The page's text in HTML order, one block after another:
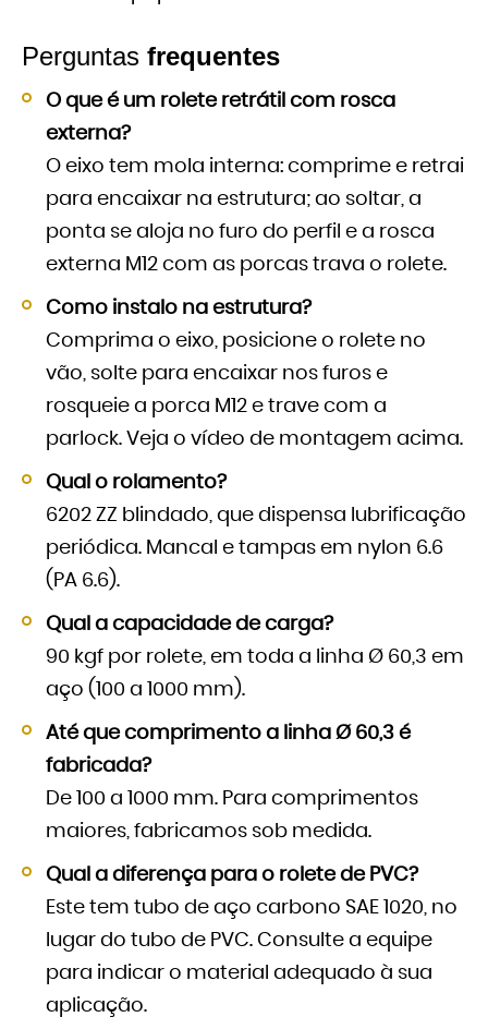
Perguntas frequentes
O que é um rolete retrátil com rosca
externa?
O eixo tem mola interna: comprime e retrai
para encaixar na estrutura; ao soltar, a
ponta se aloja no furo do perfil e a rosca
externa M12 com as porcas trava o rolete.
Como instalo na estrutura?
Comprima o eixo, posicione o rolete no
vão, solte para encaixar nos furos e
rosqueie a porca M12 e trave com a
parlock. Veja o vídeo de montagem acima.
Qual o rolamento?
6202 ZZ blindado, que dispensa lubrificação
periódica. Mancal e tampas em nylon 6.6
(PA 6.6).
Qual a capacidade de carga?
90 kgf por rolete, em toda a linha Ø 60,3 em
aço (100 a 1000 mm).
Até que comprimento a linha Ø 60,3 é
fabricada?
De 100 a 1000 mm. Para comprimentos
maiores, fabricamos sob medida.
Qual a diferença para o rolete de PVC?
Este tem tubo de aço carbono SAE 1020, no
lugar do tubo de PVC. Consulte a equipe
para indicar o material adequado à sua
aplicação.